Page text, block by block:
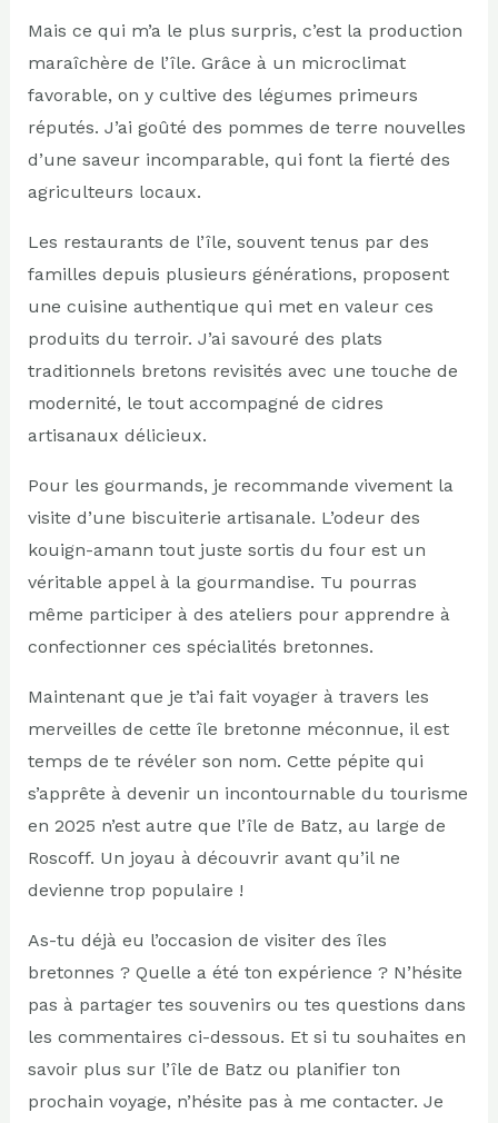
Mais ce qui m’a le plus surpris, c’est la production
maraîchère de l’île. Grâce à un microclimat
favorable, on y cultive des légumes primeurs
réputés. J’ai goûté des pommes de terre nouvelles
d’une saveur incomparable, qui font la fierté des
agriculteurs locaux.
Les restaurants de l’île, souvent tenus par des
familles depuis plusieurs générations, proposent
une cuisine authentique qui met en valeur ces
produits du terroir. J’ai savouré des plats
traditionnels bretons revisités avec une touche de
modernité, le tout accompagné de cidres
artisanaux délicieux.
Pour les gourmands, je recommande vivement la
visite d’une biscuiterie artisanale. L’odeur des
kouign-amann tout juste sortis du four est un
véritable appel à la gourmandise. Tu pourras
même participer à des ateliers pour apprendre à
confectionner ces spécialités bretonnes.
Maintenant que je t’ai fait voyager à travers les
merveilles de cette île bretonne méconnue, il est
temps de te révéler son nom. Cette pépite qui
s’apprête à devenir un incontournable du tourisme
en 2025 n’est autre que l’île de Batz, au large de
Roscoff. Un joyau à découvrir avant qu’il ne
devienne trop populaire !
As-tu déjà eu l’occasion de visiter des îles
bretonnes ? Quelle a été ton expérience ? N’hésite
pas à partager tes souvenirs ou tes questions dans
les commentaires ci-dessous. Et si tu souhaites en
savoir plus sur l’île de Batz ou planifier ton
prochain voyage, n’hésite pas à me contacter. Je